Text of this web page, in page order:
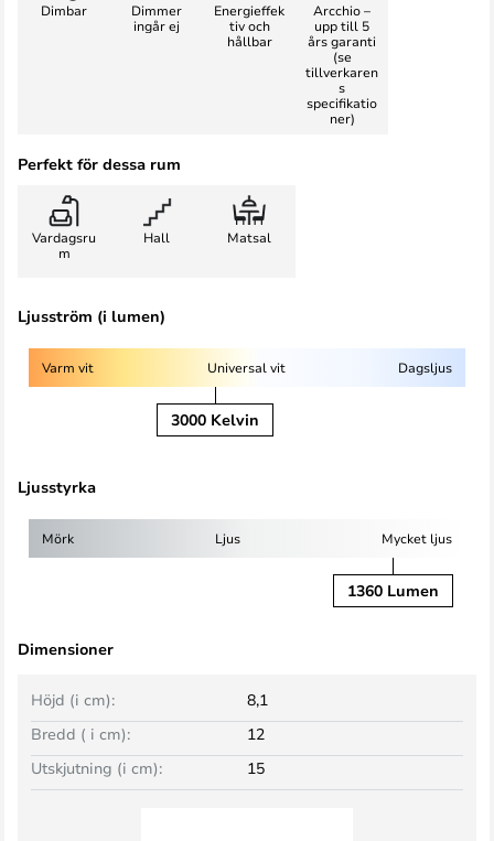
Dimbar
Dimmer
ingår ej
Energieffek
tiv och
hållbar
Arcchio –
upp till 5
års garanti
(se
tillverkaren
s
specifikatio
ner)
Perfekt för dessa rum
Vardagsru
m
Hall Matsal
Ljusström (i lumen)
Varm vit Universal vit Dagsljus
3000 Kelvin
Ljusstyrka
Mörk Ljus Mycket ljus
1360 Lumen
Dimensioner
Bredd ( i cm): 12
Höjd (i cm): 8,1
Utskjutning (i cm): 15